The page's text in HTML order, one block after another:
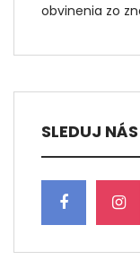
obvinenia zo
SLEDUJ NÁS